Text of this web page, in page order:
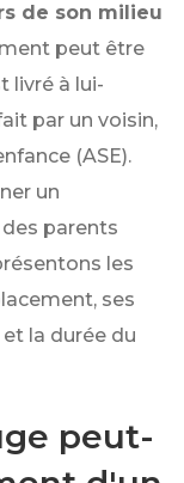
de son milieu
peut être
livré à lui-
par un voisin,
(ASE).
un
parents
les
ses
la durée du
peut-